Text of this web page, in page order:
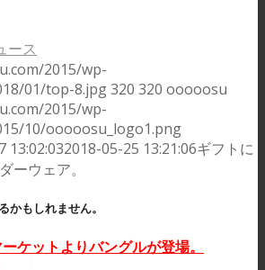
ース
2015/wp-
01/top-8.jpg320 320 ooooosu
2015/wp-
10/ooooosu_logo1.png
13:02:032018-05-25 13:21:06ギフトに
ーウェア。
かもしれません。
ケットよりバングルが登場。